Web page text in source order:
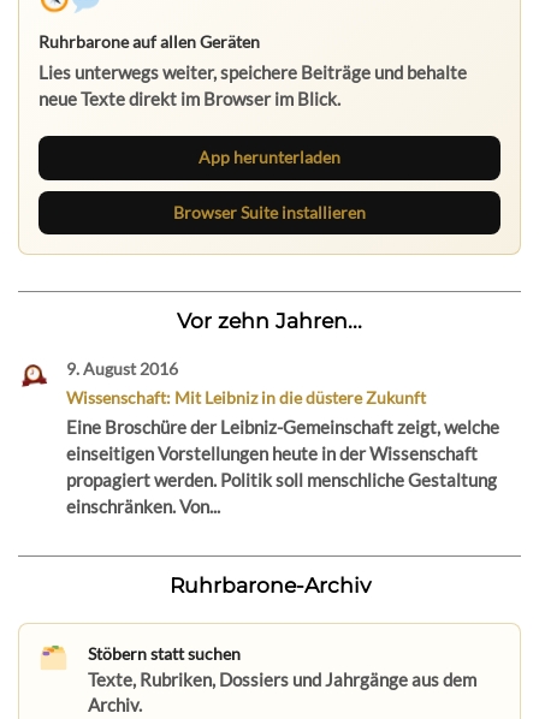
Ruhrbarone auf allen Geräten
Lies unterwegs weiter, speichere Beiträge und behalte
neue Texte direkt im Browser im Blick.
App herunterladen
Browser Suite installieren
Vor zehn Jahren...
9. August 2016
Wissenschaft: Mit Leibniz in die düstere Zukunft
Eine Broschüre der Leibniz-Gemeinschaft zeigt, welche
einseitigen Vorstellungen heute in der Wissenschaft
propagiert werden. Politik soll menschliche Gestaltung
einschränken. Von...
Ruhrbarone-Archiv
Stöbern statt suchen
Texte, Rubriken, Dossiers und Jahrgänge aus dem
Archiv.